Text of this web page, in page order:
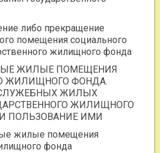
либо прекращение
помещения социального
жилищного фонда
ЖИЛЫЕ ПОМЕЩЕНИЯ
ЖИЛИЩНОГО ФОНДА.
ЖИЛЫХ
ЖИЛИЩНОГО
ПОЛЬЗОВАНИЕ ИМИ
жилые помещения
фонда